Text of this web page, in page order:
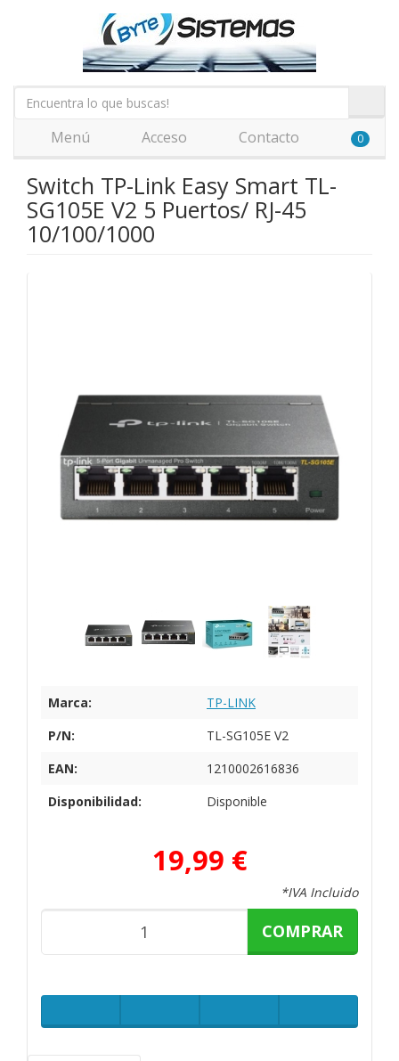
Menú Acceso Contacto 0
Switch TP-Link Easy Smart TL-
SG105E V2 5 Puertos/ RJ-45
10/100/1000
Marca:
TP-LINK
P/N:
TL-SG105E V2
EAN:
1210002616836
Disponibilidad:
Disponible
19,99 €
*IVA Incluido
COMPRAR